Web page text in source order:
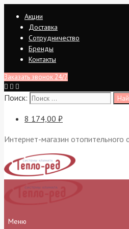
содержимому
Акции
Доставка
Сотрудничество
Бренды
Контакты
Заказать звонок 24/7
Поиск:
8 174,00 ₽
Интернет-магазин
Меню